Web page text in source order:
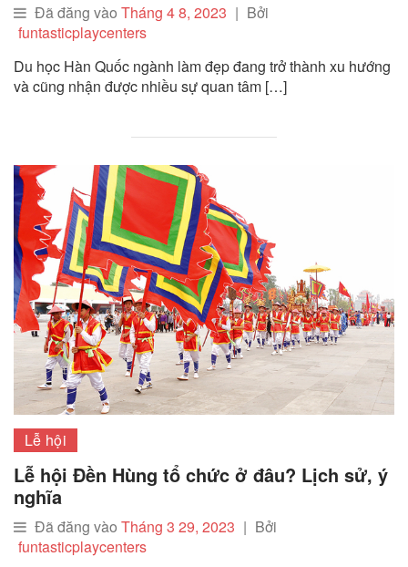
Đã đăng vào Tháng 4 8, 2023 | Bởi
funtasticplaycenters
Du học Hàn Quốc ngành làm đẹp đang trở thành xu hướng
và cũng nhận được nhiều sự quan tâm […]
Lễ hội
Lễ hội Đền Hùng tổ chức ở đâu? Lịch sử, ý
nghĩa
Đã đăng vào Tháng 3 29, 2023 | Bởi
funtasticplaycenters